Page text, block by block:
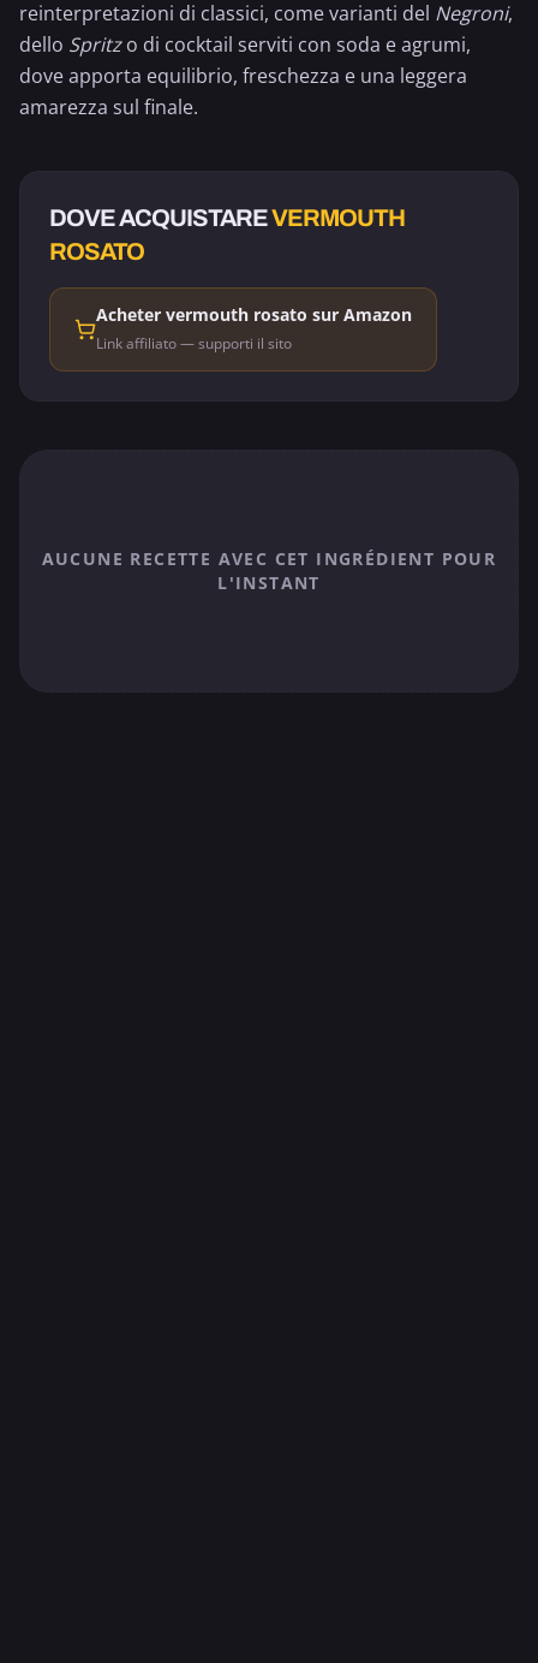
reinterpretazioni di classici, come varianti del Negroni,
dello Spritzo di cocktail serviti con soda e agrumi,
dove apporta equilibrio, freschezza e una leggera
amarezza sul finale.
DOVE ACQUISTAREVERMOUTH
ROSATO
Acheter vermouth rosato sur Amazon
Link affiliato — supporti il sito
AUCUNE RECETTE AVEC CET INGRÉDIENT POUR
L'INSTANT